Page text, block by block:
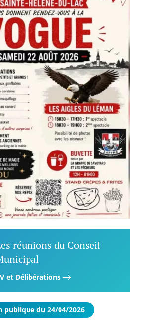
réunions du Conseil
et Délibérations
publique du 24/04/2026